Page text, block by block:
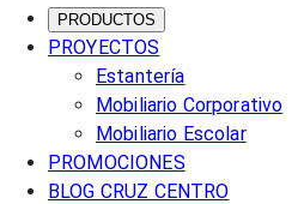
PRODUCTOS
PROYECTOS
Estantería
Mobiliario Corporativo
Mobiliario Escolar
PROMOCIONES
BLOG CRUZ CENTRO